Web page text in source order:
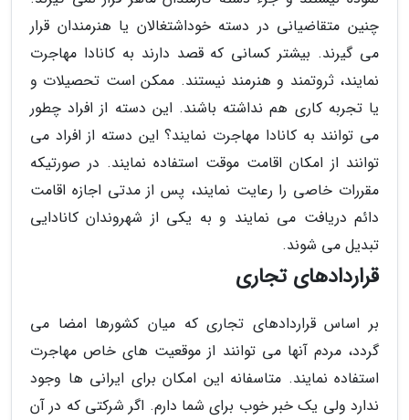
چنین متقاضیانی در دسته خوداشتغالان یا هنرمندان قرار
می گیرند. بیشتر کسانی که قصد دارند به کانادا مهاجرت
نمایند، ثروتمند و هنرمند نیستند. ممکن است تحصیلات و
یا تجربه کاری هم نداشته باشند. این دسته از افراد چطور
می توانند به کانادا مهاجرت نمایند؟ این دسته از افراد می
توانند از امکان اقامت موقت استفاده نمایند. در صورتیکه
مقررات خاصی را رعایت نمایند، پس از مدتی اجازه اقامت
دائم دریافت می نمایند و به یکی از شهروندان کانادایی
تبدیل می شوند.
قراردادهای تجاری
بر اساس قراردادهای تجاری که میان کشورها امضا می
گردد، مردم آنها می توانند از موقعیت های خاص مهاجرت
استفاده نمایند. متاسفانه این امکان برای ایرانی ها وجود
ندارد ولی یک خبر خوب برای شما دارم. اگر شرکتی که در آن